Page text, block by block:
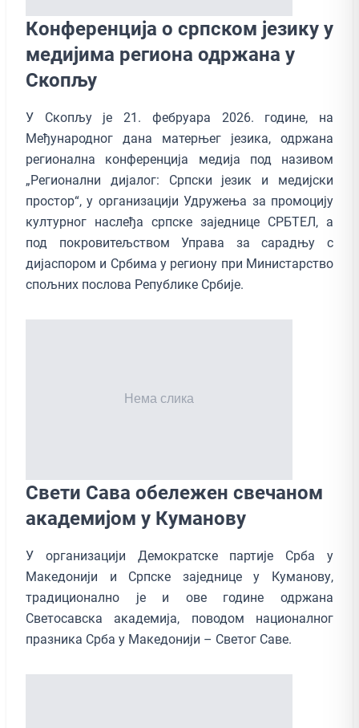
Конференција о српском језику у
медијима региона одржана у
Скопљу
У Скопљу је 21. фебруара 2026. године, на
Међународног дана матерњег језика, одржана
регионална конференција медија под називом
„Регионални дијалог: Српски језик и медијски
простор“, у организацији Удружења за промоцију
културног наслеђа српске заједнице СРБТЕЛ, а
под покровитељством Управа за сарадњу с
дијаспором и Србима у региону при Министарство
спољних послова Републике Србије.
Свети Сава обележен свечаном
академијом у Куманову
У организацији Демократске партије Срба у
Македонији и Српске заједнице у Куманову,
традиционално је и ове године одржана
Светосавска академија, поводом националног
празника Срба у Македонији – Светог Саве.